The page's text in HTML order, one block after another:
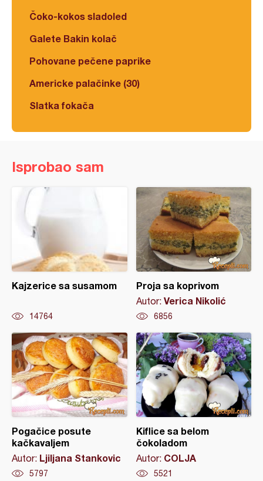
Čoko-kokos sladoled
Galete Bakin kolač
Pohovane pečene paprike
Americke palačinke (30)
Slatka fokača
Isprobao sam
Kajzerice sa susamom
14764
Proja sa koprivom
Autor: Verica Nikolić
6856
Pogačice posute
kačkavaljem
Autor: Ljiljana Stankovic
5797
Kiflice sa belom
čokoladom
Autor: COLJA
5521